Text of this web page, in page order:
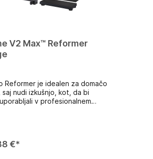
V2 Max™ Reformer
Reformer je idealen za domačo
nudi izkušnjo, kot, da bi
v profesionalnem
€*